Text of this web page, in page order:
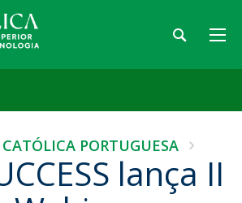
PORTUGUESA
lança II